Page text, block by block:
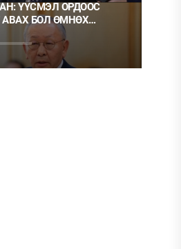
ҮҮСМЭЛ ОРДООС
БОЛ ӨМНӨХ
ТУСГАЙ
БОЛГОХ